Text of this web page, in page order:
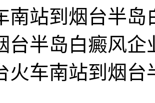
南站到烟台半
台半岛白癜风
火车南站到烟